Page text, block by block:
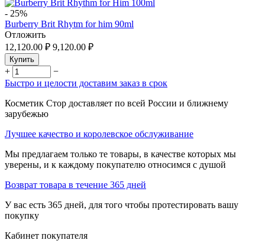
- 25%
Burberry Brit Rhytm for him 90ml
Отложить
12,120.00 ₽ 9,120.00 ₽
Купить
+
−
Быстро и целости доставим заказ в срок
Косметик Стор доставляет по всей России и ближнему
зарубежью
Лучшее качество и королевское обслуживание
Мы предлагаем только те товары, в качестве которых мы
уверены, и к каждому покупателю относимся с душой
Возврат товара в течение 365 дней
У вас есть 365 дней, для того чтобы протестировать вашу
покупку
Кабинет покупателя